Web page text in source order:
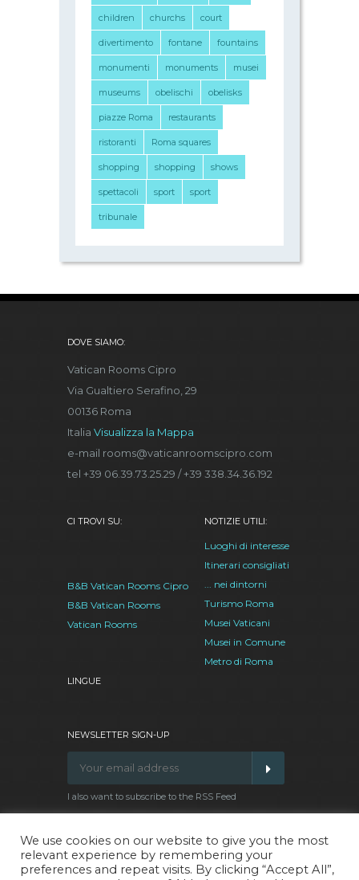
children churchs court
divertimento fontane fountains
monumenti monuments musei
museums obelischi obelisks
piazze Roma restaurants
ristoranti Roma squares
shopping shopping shows
spettacoli sport sport
tribunale
DOVE SIAMO:
Vatican Rooms Cipro
Via Gualtiero Serafino, 29
00136 Roma
Italia Visualizza la Mappa
e-mail rooms@vaticanroomscipro.com
tel +39 06.39.73.25.29 / +39 338.34.36.192
CI TROVI SU:
B&B Vatican Rooms Cipro
B&B Vatican Rooms
Vatican Rooms
LINGUE
NOTIZIE UTILI:
Luoghi di interesse
Itinerari consigliati
... nei dintorni
Turismo Roma
Musei Vaticani
Musei in Comune
Metro di Roma
NEWSLETTER SIGN-UP
I also want to subscribe to the RSS Feed
Facebook
Google
Plus
TwitterPinterest
We use cookies on our website to give you the most
relevant experience by remembering your
preferences and repeat visits. By clicking “Accept All”,